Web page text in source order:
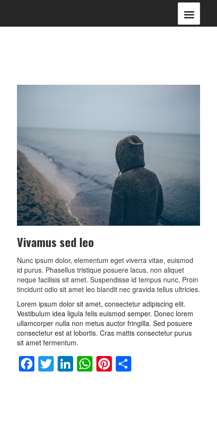
Vivamus sed leo
Nunc ipsum dolor, elementum eget viverra vitae, euismod
id purus. Phasellus tristique posuere lacus, non aliquet
neque facilisis sit amet. Suspendisse id tempus nunc. Proin
tincidunt odio sit amet leo blandit nec gravida tellus ultricies.
Lorem ipsum dolor sit amet, consectetur adipiscing elit.
Vestibulum idea ligula felis euismod semper. Donec lorem
ullamcorper nulla non metus auctor fringilla. Sed posuere
consectetur est at lobortis. Cras mattis consectetur purus
sit amet fermentum.
Facebook
Twitter
LinkedIn
WhatsApp
Pinterest